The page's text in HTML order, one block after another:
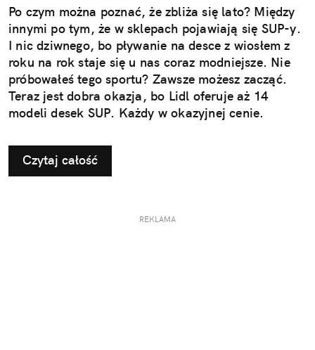
Po czym można poznać, że zbliża się lato? Między
innymi po tym, że w sklepach pojawiają się SUP-y.
I nic dziwnego, bo pływanie na desce z wiosłem z
roku na rok staje się u nas coraz modniejsze. Nie
próbowałeś tego sportu? Zawsze możesz zacząć.
Teraz jest dobra okazja, bo Lidl oferuje aż 14
modeli desek SUP. Każdy w okazyjnej cenie.
Czytaj całość
REKLAMA